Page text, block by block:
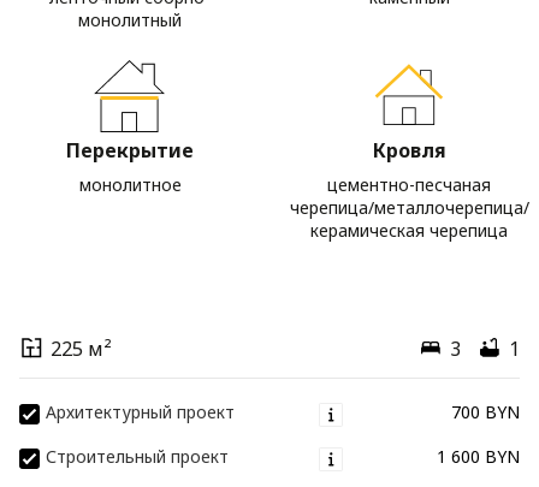
монолитный
Перекрытие
монолитное
Кровля
цементно-песчаная
черепица/металлочерепица/
керамическая черепица
225 м² 3 1
Архитектурный проект
700 BYN
Строительный проект
1 600 BYN